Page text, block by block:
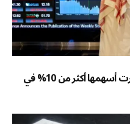
«عكاظ» ترصد.. 18 شركة مدرجة قفزت أسهمها أكثر من 10% في